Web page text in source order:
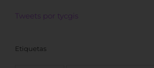
Tweets por tycgis
Etiquetas